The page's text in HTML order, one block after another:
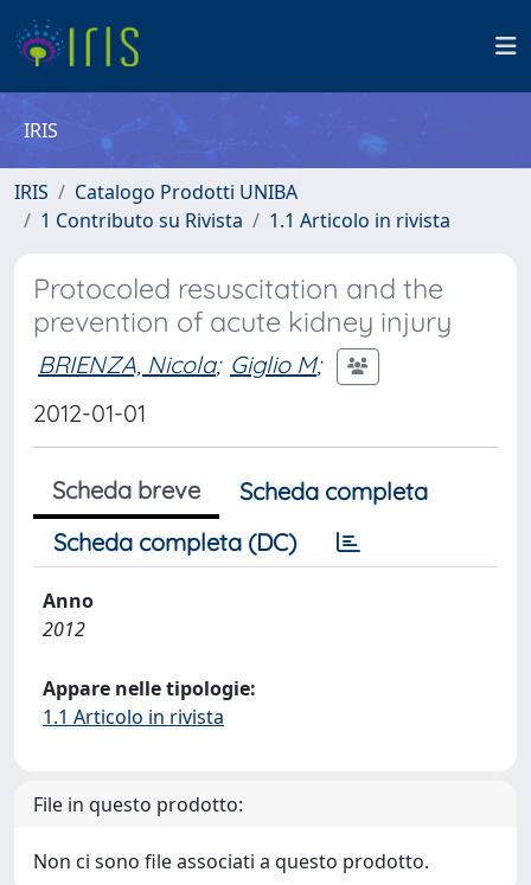
IRIS
IRIS
Catalogo Prodotti UNIBA
1 Contributo su Rivista
1.1 Articolo in rivista
Protocoled resuscitation and the
prevention of acute kidney injury
BRIENZA, Nicola; Giglio M;
2012-01-01
Scheda breve
Scheda completa
Scheda completa (DC)
Anno
2012
Appare nelle tipologie:
1.1 Articolo in rivista
File in questo prodotto:
Non ci sono file associati a questo prodotto.